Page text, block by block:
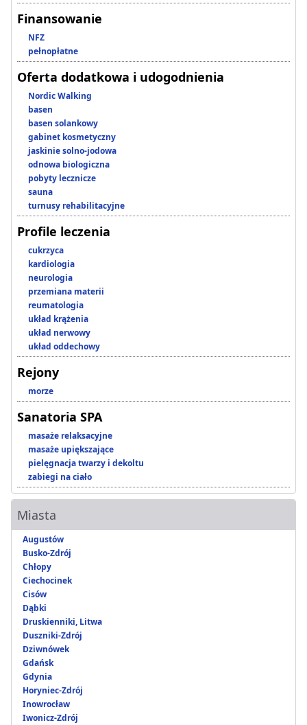
Finansowanie
NFZ
pełnopłatne
Oferta dodatkowa i udogodnienia
Nordic Walking
basen
basen solankowy
gabinet kosmetyczny
jaskinie solno-jodowa
odnowa biologiczna
pobyty lecznicze
sauna
turnusy rehabilitacyjne
Profile leczenia
cukrzyca
kardiologia
neurologia
przemiana materii
reumatologia
układ krążenia
układ nerwowy
układ oddechowy
Rejony
morze
Sanatoria SPA
masaże relaksacyjne
masaże upiększające
pielęgnacja twarzy i dekoltu
zabiegi na ciało
Miasta
Augustów
Busko-Zdrój
Chłopy
Ciechocinek
Cisów
Dąbki
Druskienniki, Litwa
Duszniki-Zdrój
Dziwnówek
Gdańsk
Gdynia
Horyniec-Zdrój
Inowrocław
Iwonicz-Zdrój